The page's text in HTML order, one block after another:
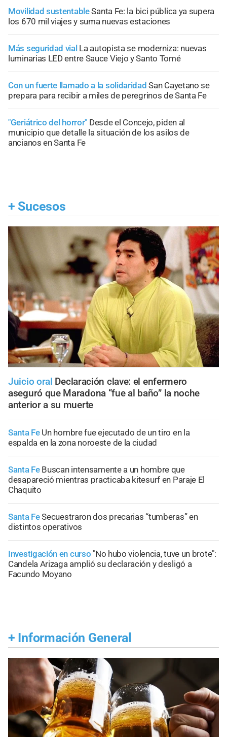
Movilidad sustentableSanta Fe: la bici pública ya supera
los 670 mil viajes y suma nuevas estaciones
Más seguridad vial La autopista se moderniza: nuevas
luminarias LED entre Sauce Viejo y Santo Tomé
Con un fuerte llamado a la solidaridad San Cayetano se
prepara para recibir a miles de peregrinos de Santa Fe
"Geriátrico del horror" Desde el Concejo, piden al
municipio que detalle la situación de los asilos de
ancianos en Santa Fe
+ Sucesos
Juicio oral Declaración clave: el enfermero
aseguró que Maradona “fue al baño” la noche
anterior a su muerte
Santa Fe Un hombre fue ejecutado de un tiro en la
espalda en la zona noroeste de la ciudad
Santa Fe Buscan intensamente a un hombre que
desapareció mientras practicaba kitesurf en Paraje El
Chaquito
Santa FeSecuestraron dos precarias “tumberas” en
distintos operativos
Investigación en curso "No hubo violencia, tuve un brote":
Candela Arizaga amplió su declaración y desligó a
Facundo Moyano
+ Información General